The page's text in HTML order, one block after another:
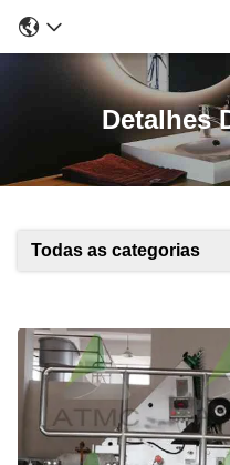
Detalhes
Todas as categorias